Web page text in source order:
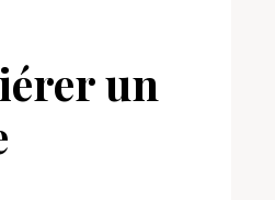
un